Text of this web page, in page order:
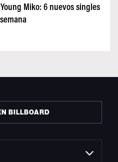
Miko: 6 nuevos singles
BILLBOARD